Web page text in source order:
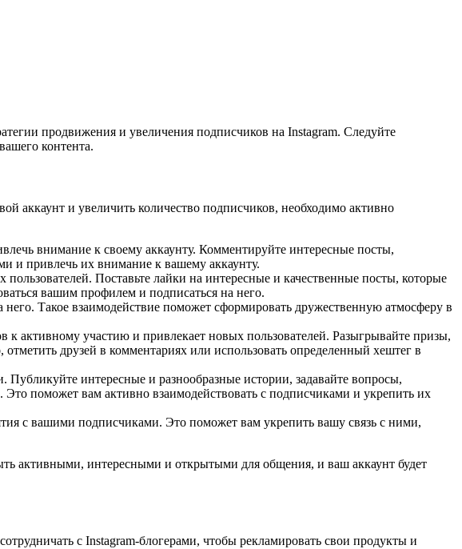
продвижения и увеличения подписчиков на Instagram. Следуйте
контента.
аккаунт и увеличить количество подписчиков, необходимо активно
внимание к своему аккаунту. Комментируйте интересные посты,
и привлечь их внимание к вашему аккаунту.
Поставьте лайки на интересные и качественные посты, которые
вашим профилем и подписаться на него.
Такое взаимодействие поможет сформировать дружественную атмосферу в
активному участию и привлекает новых пользователей. Разыгрывайте призы,
друзей в комментариях или использовать определенный хештег в
интересные и разнообразные истории, задавайте вопросы,
поможет вам активно взаимодействовать с подписчиками и укрепить их
с вашими подписчиками. Это поможет вам укрепить вашу связь с ними,
активными, интересными и открытыми для общения, и ваш аккаунт будет
с Instagram-блогерами, чтобы рекламировать свои продукты и